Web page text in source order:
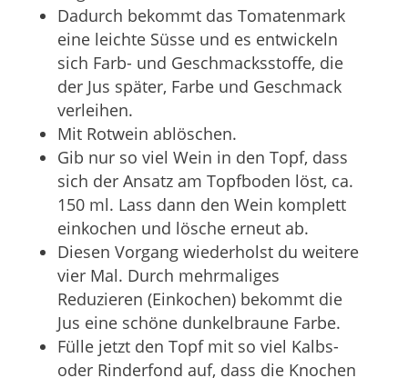
Dadurch bekommt das Tomatenmark
eine leichte Süsse und es entwickeln
sich Farb- und Geschmacksstoffe, die
der Jus später, Farbe und Geschmack
verleihen.
Mit Rotwein ablöschen.
Gib nur so viel Wein in den Topf, dass
sich der Ansatz am Topfboden löst, ca.
150 ml. Lass dann den Wein komplett
einkochen und lösche erneut ab.
Diesen Vorgang wiederholst du weitere
vier Mal. Durch mehrmaliges
Reduzieren (Einkochen) bekommt die
Jus eine schöne dunkelbraune Farbe.
Fülle jetzt den Topf mit so viel Kalbs-
oder Rinderfond auf, dass die Knochen